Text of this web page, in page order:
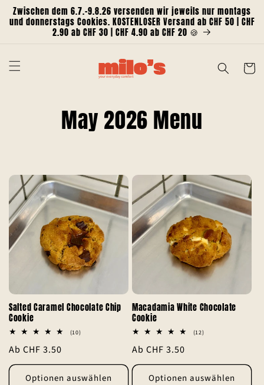
zum
Inhalt
Zwischen dem 6.7.-9.8.26 versenden wir jeweils nur montags
und donnerstags Cookies. KOSTENLOSER Versand ab CHF 50 | CHF
2.90 ab CHF 30 | CHF 4.90 ab CHF 20 🍪
K
t
e
g
o
r
i
e
:
May 2026 Menu
Salted Caramel Chocolate Chip
Cookie
(10)10
Normaler
Preis
Ab CHF 3.50
Optionen auswählen
Macadamia White Chocolate
Cookie
(12)12
Normaler
Preis
Ab CHF 3.50
Optionen auswählen